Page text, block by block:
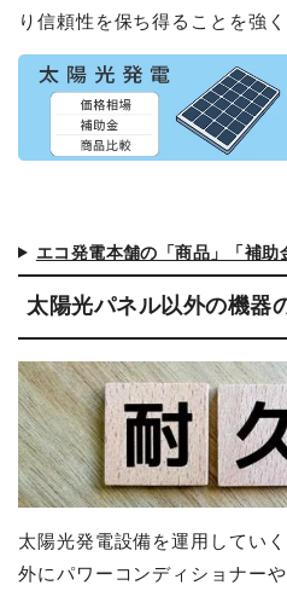
り信頼性を保ち得ることを強
エコ発電本舗の「商品」「補助
太陽光パネル以外の機器
太陽光発電設備を運用してい
外にパワーコンディショナー